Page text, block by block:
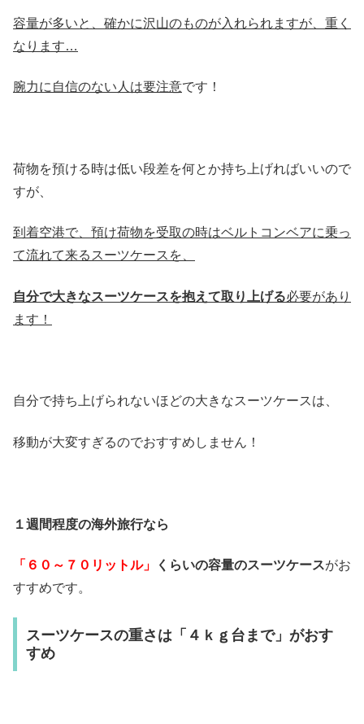
容量が多いと、確かに沢山のものが入れられますが、重く
なります…
腕力に自信のない人は要注意です！
荷物を預ける時は低い段差を何とか持ち上げればいいので
すが、
到着空港で、預け荷物を受取の時はベルトコンベアに乗っ
て流れて来るスーツケースを、
自分で大きなスーツケースを抱えて取り上げる必要があり
ます！
自分で持ち上げられないほどの大きなスーツケースは、
移動が大変すぎるのでおすすめしません！
１週間程度の海外旅行なら
「６０～７０リットル」 くらいの容量のスーツケースがお
すすめです。
スーツケースの重さは「４ｋｇ台まで」がおす
すめ